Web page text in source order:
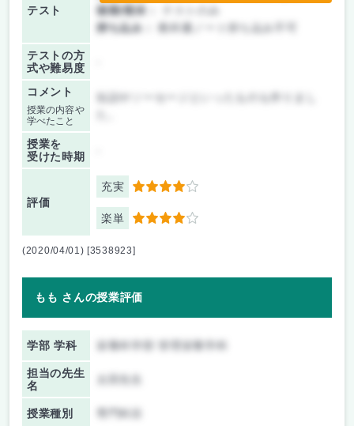
テスト
後期/期末：
持ち込み：
教科書ノート持ち込み不可
テストの方
式や難易度
コメント
授業の内容や
学べたこと
授業を
受けた時期
評価
充実 4
楽単 4
(2020/04/01) [3538923]
もも さんの授業評価
学部 学科 栄養科学部 管理栄養学科
担当の先生
名
授業種別